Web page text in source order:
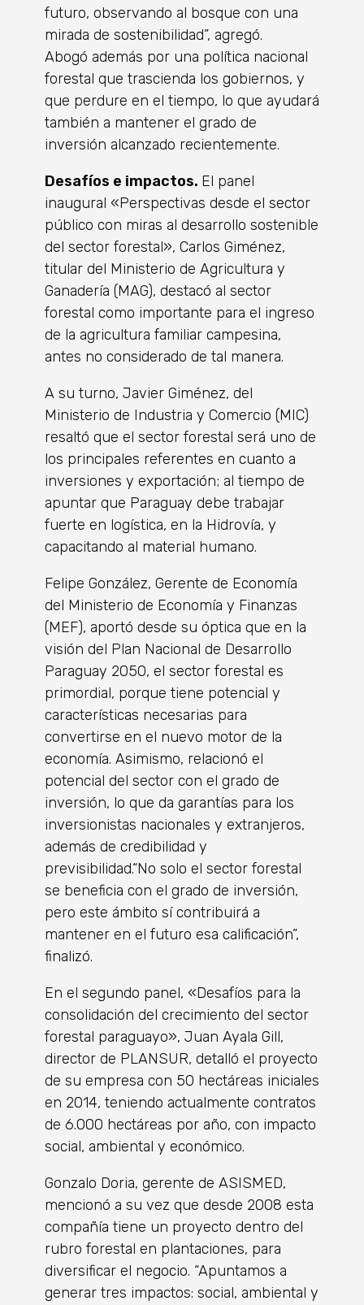
futuro, observando al bosque con una
mirada de sostenibilidad”, agregó.
Abogó además por una política nacional
forestal que trascienda los gobiernos, y
que perdure en el tiempo, lo que ayudará
también a mantener el grado de
inversión alcanzado recientemente.
Desafíos e impactos. El panel
inaugural «Perspectivas desde el sector
público con miras al desarrollo sostenible
del sector forestal», Carlos Giménez,
titular del Ministerio de Agricultura y
Ganadería (MAG), destacó al sector
forestal como importante para el ingreso
de la agricultura familiar campesina,
antes no considerado de tal manera.
A su turno, Javier Giménez, del
Ministerio de Industria y Comercio (MIC)
resaltó que el sector forestal será uno de
los principales referentes en cuanto a
inversiones y exportación; al tiempo de
apuntar que Paraguay debe trabajar
fuerte en logística, en la Hidrovía, y
capacitando al material humano.
Felipe González, Gerente de Economía
del Ministerio de Economía y Finanzas
(MEF), aportó desde su óptica que en la
visión del Plan Nacional de Desarrollo
Paraguay 2050, el sector forestal es
primordial, porque tiene potencial y
características necesarias para
convertirse en el nuevo motor de la
economía. Asimismo, relacionó el
potencial del sector con el grado de
inversión, lo que da garantías para los
inversionistas nacionales y extranjeros,
además de credibilidad y
previsibilidad.“No solo el sector forestal
se beneficia con el grado de inversión,
pero este ámbito sí contribuirá a
mantener en el futuro esa calificación”,
finalizó.
En el segundo panel, «Desafíos para la
consolidación del crecimiento del sector
forestal paraguayo», Juan Ayala Gill,
director de PLANSUR, detalló el proyecto
de su empresa con 50 hectáreas iniciales
en 2014, teniendo actualmente contratos
de 6.000 hectáreas por año, con impacto
social, ambiental y económico.
Gonzalo Doria, gerente de ASISMED,
mencionó a su vez que desde 2008 esta
compañía tiene un proyecto dentro del
rubro forestal en plantaciones, para
diversificar el negocio. “Apuntamos a
generar tres impactos: social, ambiental y